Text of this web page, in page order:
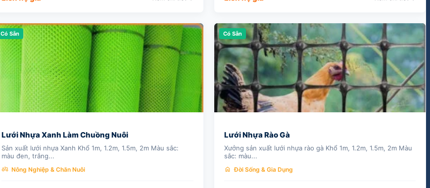
Có Sẵn
Lưới Nhựa Xanh Làm Chuồng Nuôi
Sản xuất lưới nhựa Xanh Khổ 1m, 1.2m, 1.5m, 2m Màu sắc:
màu đen, trắng...
agriculture Nông Nghiệp & Chăn Nuôi
Có Sẵn
Lưới Nhựa Rào Gà
Xưởng sản xuất lưới nhựa rào gà Khổ 1m, 1.2m, 1.5m, 2m Màu
sắc: màu...
home Đời Sống & Gia Dụng